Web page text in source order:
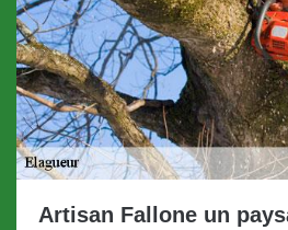
Artisan Fallone un